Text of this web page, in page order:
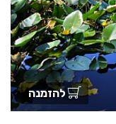
להזמנה